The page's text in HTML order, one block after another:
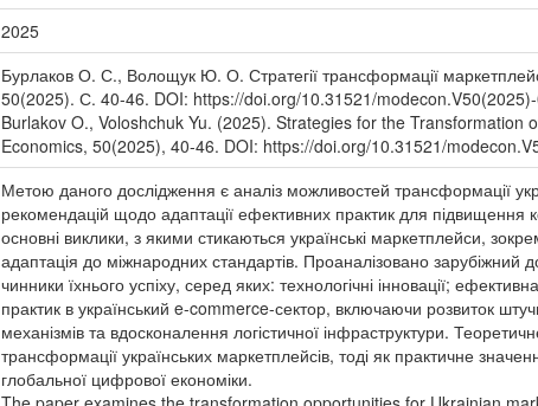
2025
Бурлаков О. С., Волощук Ю. О. Стратегії трансформації
50(2025). С. 40-46. DOI: https://doi.org/10.31521/
Burlakov O., Voloshchuk Yu. (2025). Strategies for the
Economics, 50(2025), 40-46. DOI: https://doi.org/10.31521/
Метою даного дослідження є аналіз можливостей трансформації
рекомендацій щодо адаптації ефективних практик для підвищення
основні виклики, з якими стикаються українські маркетплейси,
адаптація до міжнародних стандартів. Проаналізовано
чинники їхнього успіху, серед яких: технологічні інновації;
практик в український e-commerce-сектор, включаючи розвиток
механізмів та вдосконалення логістичної інфраструктури.
трансформації українських маркетплейсів, тоді як практичне
глобальної цифрової економіки.